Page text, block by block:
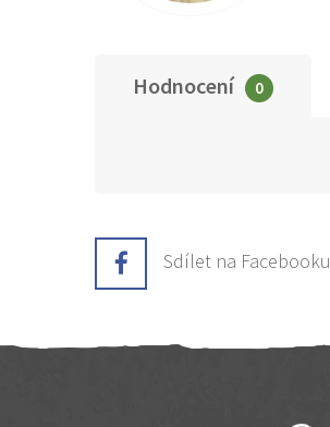
Hodnocení 0
Sdílet na Facebooku